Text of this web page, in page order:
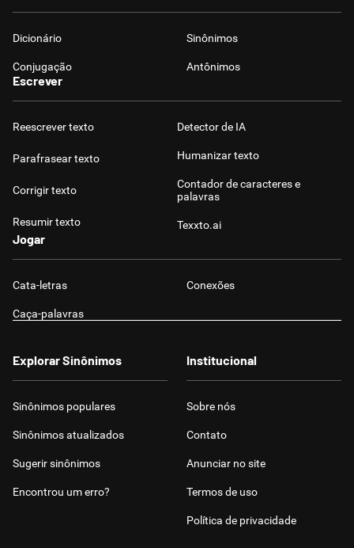
Dicionário Sinônimos
Conjugação Antônimos
Escrever
Reescrever texto
Parafrasear texto
Corrigir texto
Resumir texto
Detector de IA
Humanizar texto
Contador de caracteres e
palavras
Texxto.ai
Jogar
Cata-letras Conexões
Caça-palavras
Explorar Sinônimos
Sinônimos populares
Sinônimos atualizados
Sugerir sinônimos
Encontrou um erro?
Institucional
Sobre nós
Contato
Anunciar no site
Termos de uso
Política de privacidade